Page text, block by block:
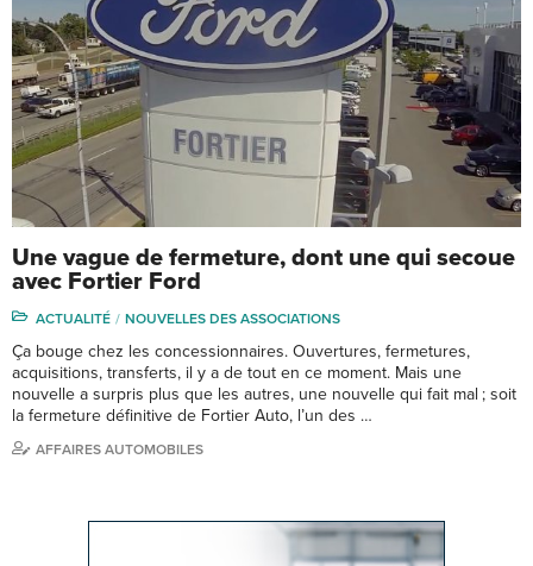
Une vague de fermeture, dont une qui secoue
avec Fortier Ford
ACTUALITÉ NOUVELLES DES ASSOCIATIONS
Ça bouge chez les concessionnaires. Ouvertures, fermetures,
acquisitions, transferts, il y a de tout en ce moment. Mais une
nouvelle a surpris plus que les autres, une nouvelle qui fait mal ; soit
la fermeture définitive de Fortier Auto, l’un des …
AFFAIRES AUTOMOBILES